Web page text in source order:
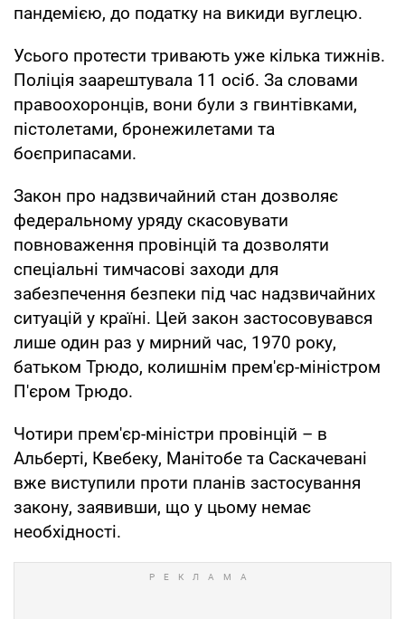
пандемією, до податку на викиди вуглецю.
Усього протести тривають уже кілька тижнів.
Поліція заарештувала 11 осіб. За словами
правоохоронців, вони були з гвинтівками,
пістолетами, бронежилетами та
боєприпасами.
Закон про надзвичайний стан дозволяє
федеральному уряду скасовувати
повноваження провінцій та дозволяти
спеціальні тимчасові заходи для
забезпечення безпеки під час надзвичайних
ситуацій у країні. Цей закон застосовувався
лише один раз у мирний час, 1970 року,
батьком Трюдо, колишнім прем'єр-міністром
П'єром Трюдо.
Чотири прем'єр-міністри провінцій – в
Альберті, Квебеку, Манітобе та Саскачевані
вже виступили проти планів застосування
закону, заявивши, що у цьому немає
необхідності.